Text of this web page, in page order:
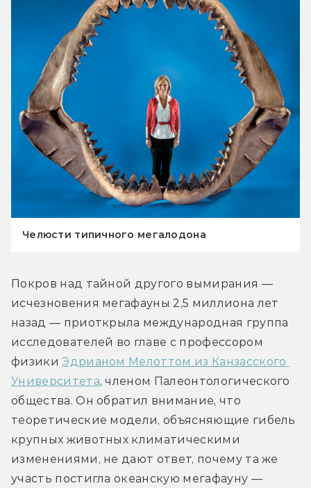
Челюсти типичного мегалодона
Покров над тайной другого вымирания —
исчезновения мегафауны 2,5 миллиона лет
назад — приоткрыла международная группа
исследователей во главе с профессором
физики Эдрианом Мелоттом из Канзасского
Университета, членом Палеонтологического
общества. Он обратил внимание, что
теоретические модели, объясняющие гибель
крупных животных климатическими
изменениями, не дают ответ, почему та же
участь постигла океанскую мегафауну —